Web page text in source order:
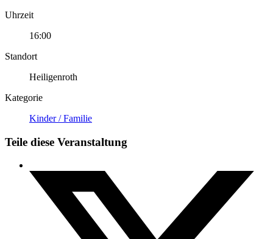
Uhrzeit
16:00
Standort
Heiligenroth
Kategorie
Kinder / Familie
Teile diese Veranstaltung